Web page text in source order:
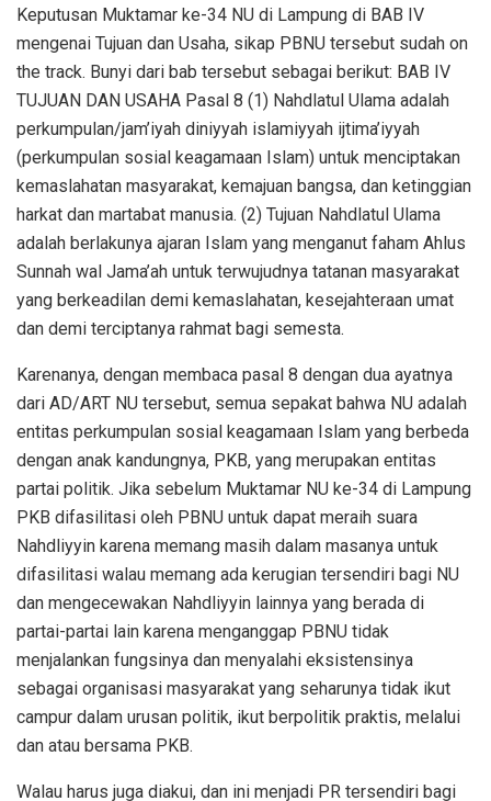
Keputusan Muktamar ke-34 NU di Lampung di BAB IV
mengenai Tujuan dan Usaha, sikap PBNU tersebut sudah on
the track. Bunyi dari bab tersebut sebagai berikut: BAB IV
TUJUAN DAN USAHA Pasal 8 (1) Nahdlatul Ulama adalah
perkumpulan/jam’iyah diniyyah islamiyyah ijtima’iyyah
(perkumpulan sosial keagamaan Islam) untuk menciptakan
kemaslahatan masyarakat, kemajuan bangsa, dan ketinggian
harkat dan martabat manusia. (2) Tujuan Nahdlatul Ulama
adalah berlakunya ajaran Islam yang menganut faham Ahlus
Sunnah wal Jama’ah untuk terwujudnya tatanan masyarakat
yang berkeadilan demi kemaslahatan, kesejahteraan umat
dan demi terciptanya rahmat bagi semesta.
Karenanya, dengan membaca pasal 8 dengan dua ayatnya
dari AD/ART NU tersebut, semua sepakat bahwa NU adalah
entitas perkumpulan sosial keagamaan Islam yang berbeda
dengan anak kandungnya, PKB, yang merupakan entitas
partai politik. Jika sebelum Muktamar NU ke-34 di Lampung
PKB difasilitasi oleh PBNU untuk dapat meraih suara
Nahdliyyin karena memang masih dalam masanya untuk
difasilitasi walau memang ada kerugian tersendiri bagi NU
dan mengecewakan Nahdliyyin lainnya yang berada di
partai-partai lain karena menganggap PBNU tidak
menjalankan fungsinya dan menyalahi eksistensinya
sebagai organisasi masyarakat yang seharunya tidak ikut
campur dalam urusan politik, ikut berpolitik praktis, melalui
dan atau bersama PKB.
Walau harus juga diakui, dan ini menjadi PR tersendiri bagi